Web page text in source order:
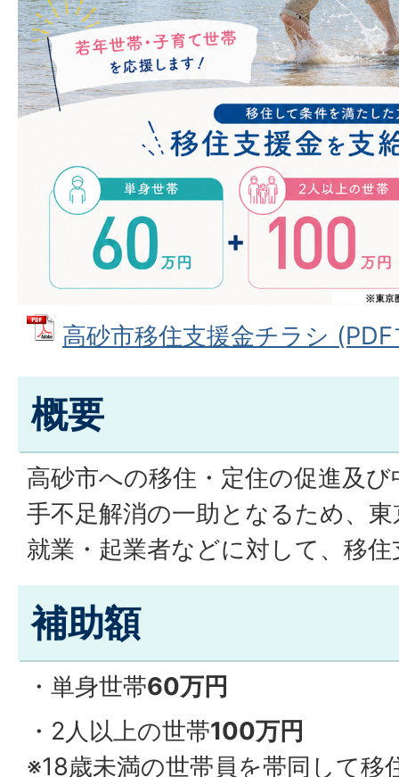
高砂市移住支援金チラシ
概要
高砂市への移住・定住の促進及
手不足解消の一助となるため、
就業・起業者などに対して、移
補助額
・単身世帯60万円
・2人以上の世帯100万円
※18歳未満の世帯員を帯同して移